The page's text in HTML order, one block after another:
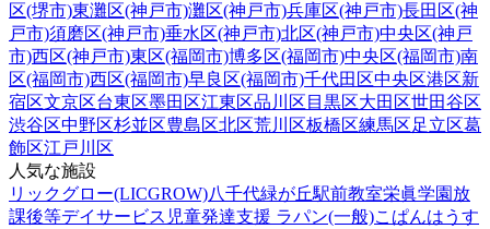
区(堺市)東灘区(神戸市)灘区(神戸市)兵庫区(神戸市)長田区(神
戸市)須磨区(神戸市)垂水区(神戸市)北区(神戸市)中央区(神戸
市)西区(神戸市)東区(福岡市)博多区(福岡市)中央区(福岡市)南
区(福岡市)西区(福岡市)早良区(福岡市)千代田区中央区港区新
宿区文京区台東区墨田区江東区品川区 目黒区大田区世田谷区
渋谷区中野区杉並区豊島区北区荒川区板橋区練馬区足立区葛
飾区江戸川区
人気な施設
リックグロー(LICGROW)八千代緑が丘駅前教室栄眞学園放
課後等デイサービス 児童発達支援 ラパン(一般)こぱんはうす